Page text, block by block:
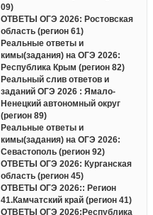
09)
ОТВЕТЫ ОГЭ 2026: Ростовская
область (регион 61)
Реальные ответы и
кимы(задания) на ОГЭ 2026:
Республика Крым (регион 82)
Реальный слив ответов и
заданий ОГЭ 2026 : Ямало-
Ненецкий автономный округ
(регион 89)
Реальные ответы и
кимы(задания) на ОГЭ 2026:
Севастополь (регион 92)
ОТВЕТЫ ОГЭ 2026: Курганская
область (регион 45)
ОТВЕТЫ ОГЭ 2026:: Регион
41.Камчатский край (регион 41)
ОТВЕТЫ ОГЭ 2026:Республика